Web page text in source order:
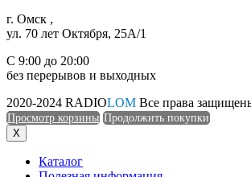
г. Омск ,
ул. 70 лет Октября, 25А/1
С 9:00 до 20:00
без перерывов и выходных
2020-2024 RADIOLOM Все права
Просмотр корзины Продолжить покупки
X
Каталог